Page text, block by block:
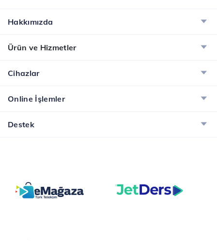
Hakkımızda
Ürün ve Hizmetler
Cihazlar
Online İşlemler
Destek